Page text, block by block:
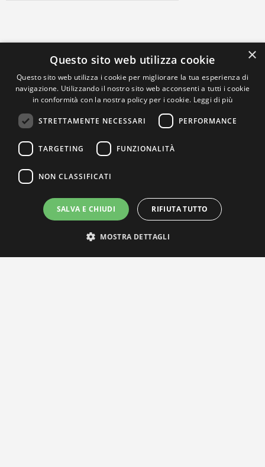
×
Questo sito web utilizza cookie
Questo sito web utilizza i cookie per migliorare la tua esperienza di
navigazione. Utilizzando il nostro sito web acconsenti a tutti i cookie
in conformità con la nostra policy per i cookie. Leggi di più
STRETTAMENTE NECESSARI PERFORMANCE
TARGETING FUNZIONALITÀ
NON CLASSIFICATI
SALVA E CHIUDI RIFIUTA TUTTO
MOSTRA DETTAGLI